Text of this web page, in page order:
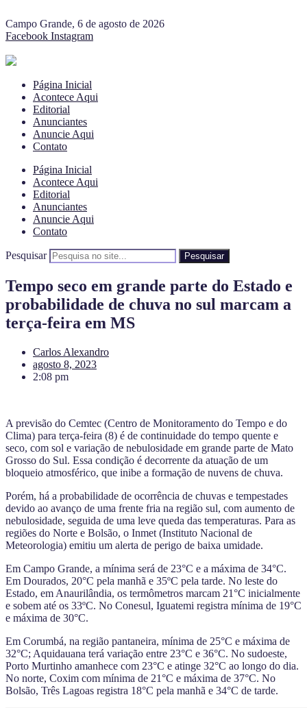
Campo Grande, 6 de agosto de 2026
Facebook Instagram
Página Inicial
Acontece Aqui
Editorial
Anunciantes
Anuncie Aqui
Contato
Página Inicial
Acontece Aqui
Editorial
Anunciantes
Anuncie Aqui
Contato
Pesquisar Pesquisar
Tempo seco em grande parte do Estado e
probabilidade de chuva no sul marcam a
terça-feira em MS
Carlos Alexandro
agosto 8, 2023
2:08 pm
A previsão do Cemtec (Centro de Monitoramento do Tempo e do
Clima) para terça-feira (8) é de continuidade do tempo quente e
seco, com sol e variação de nebulosidade em grande parte de Mato
Grosso do Sul. Essa condição é decorrente da atuação de um
bloqueio atmosférico, que inibe a formação de nuvens de chuva.
Porém, há a probabilidade de ocorrência de chuvas e tempestades
devido ao avanço de uma frente fria na região sul, com aumento de
nebulosidade, seguida de uma leve queda das temperaturas. Para as
regiões do Norte e Bolsão, o Inmet (Instituto Nacional de
Meteorologia) emitiu um alerta de perigo de baixa umidade.
Em Campo Grande, a mínima será de 23°C e a máxima de 34°C.
Em Dourados, 20°C pela manhã e 35ºC pela tarde. No leste do
Estado, em Anaurilândia, os termômetros marcam 21°C inicialmente
e sobem até os 33ºC. No Conesul, Iguatemi registra mínima de 19°C
e máxima de 30°C.
Em Corumbá, na região pantaneira, mínima de 25°C e máxima de
32°C; Aquidauana terá variação entre 23°C e 36°C. No sudoeste,
Porto Murtinho amanhece com 23°C e atinge 32°C ao longo do dia.
No norte, Coxim com mínima de 21°C e máxima de 37°C. No
Bolsão, Três Lagoas registra 18°C pela manhã e 34°C de tarde.